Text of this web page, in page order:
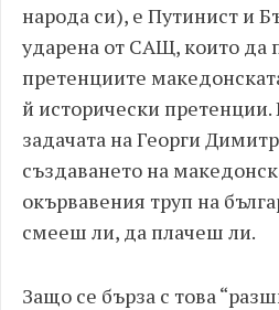
народа си), е Путинист и
ударена от САЩ, които да
претенциите
й исторически
задачата на Георги
създаването на
окървавения труп на
смееш ли, да плачеш ли.
Защо се бърза с това